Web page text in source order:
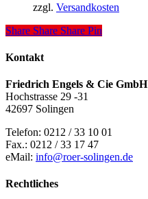
zzgl. Versandkosten
Share Share Share Pin
Kontakt
Friedrich Engels & Cie GmbH
Hochstrasse 29 -31
42697 Solingen
Telefon: 0212 / 33 10 01
Fax.: 0212 / 33 17 47
eMail: info@roer-solingen.de
Rechtliches